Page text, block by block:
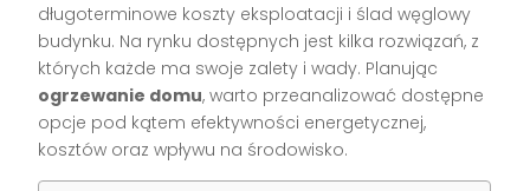
długoterminowe koszty eksploatacji i ślad węglowy
budynku. Na rynku dostępnych jest kilka rozwiązań, z
których każde ma swoje zalety i wady. Planując
ogrzewanie domu, warto przeanalizować dostępne
opcje pod kątem efektywności energetycznej,
kosztów oraz wpływu na środowisko.